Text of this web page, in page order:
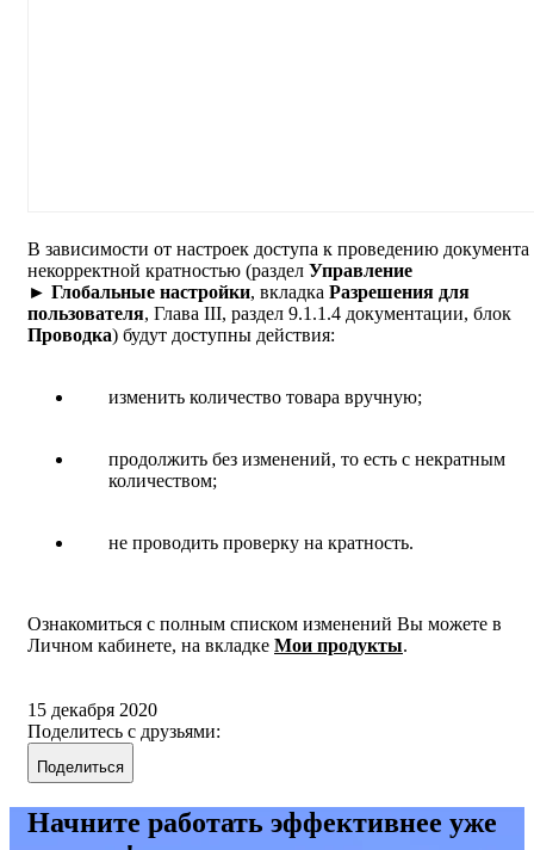
В зависимости от настроек доступа к проведению документа
некорректной кратностью (раздел Управление
► Глобальные настройки, вкладка Разрешения для
пользователя, Глава III, раздел 9.1.1.4 документации, блок
Проводка) будут доступны действия:
изменить количество товара вручную;
продолжить без изменений, то есть с некратным
количеством;
не проводить проверку на кратность.
Ознакомиться с полным списком изменений Вы можете в
Личном кабинете, на вкладке Мои продукты.
15 декабря 2020
Поделитесь с друзьями:
Поделиться
Начните работать эффективнее уже